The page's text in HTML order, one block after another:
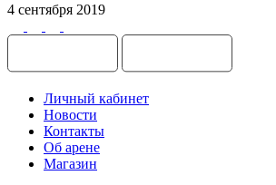
4 сентября 2019
Личный кабинет
Новости
Контакты
Об арене
Магазин